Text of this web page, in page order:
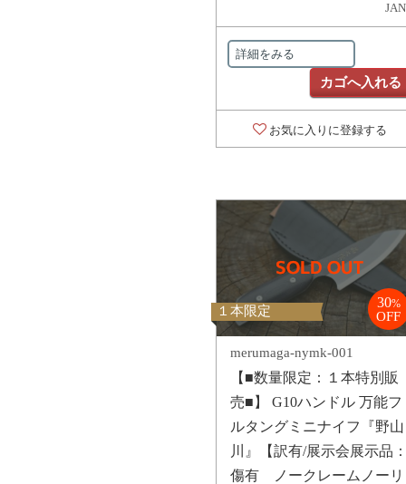
詳細をみる
カゴへ入れる
お気に入りに登録する
１本限定
30%
OFF
merumaga-nymk-001
【■数量限定：１本特別販
売■】 G10ハンドル 万能フ
ルタングミニナイフ『野山
川』【訳有/展示会展示品
傷有 ノークレームノーリ